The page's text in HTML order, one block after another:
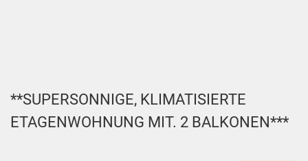
**SUPERSONNIGE, KLIMATISIERTE
ETAGENWOHNUNG MIT. 2 BALKONEN***